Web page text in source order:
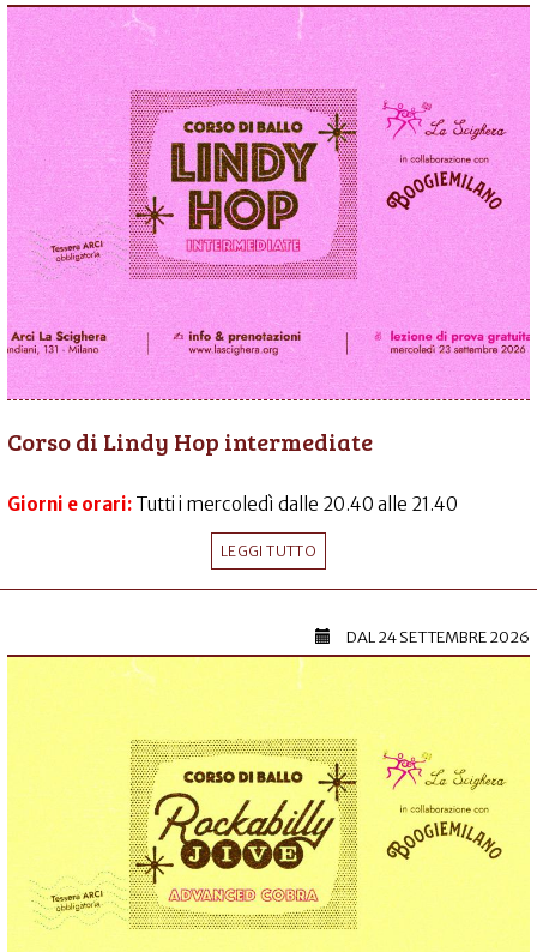
Corso di Lindy Hop intermediate
Giorni e orari: Tutti i mercoledì dalle 20.40 alle 21.40
LEGGI TUTTO
DAL24 SETTEMBRE 2026